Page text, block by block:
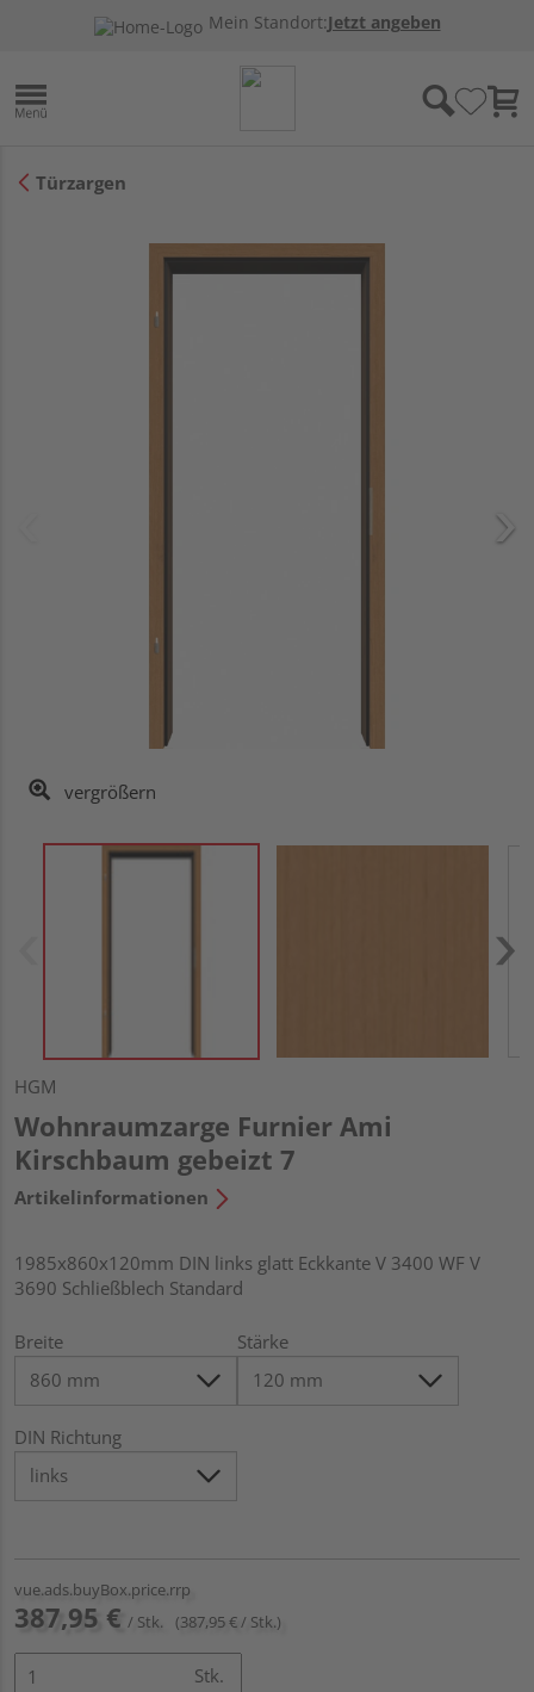
Mein Standort:Jetzt angeben
Türzargen
vergrößern
HGM
Wohnraumzarge Furnier Ami
Kirschbaum gebeizt 7
Artikelinformationen
1985x860x120mm DIN links glatt Eckkante V 3400 WF V
3690 Schließblech Standard
Breite Stärke
DIN Richtung
vue.ads.buyBox.price.rrp
387,95 € / Stk. (387,95 € / Stk.)
Stk.